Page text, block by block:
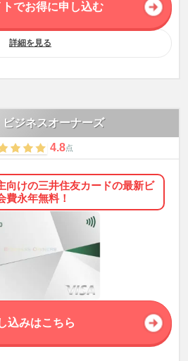
でお得に申し込む
詳細を見る
ジネスオーナーズ
4.8点
向けの三井住友カードの最新ビ
費永年無料！
込みはこちら